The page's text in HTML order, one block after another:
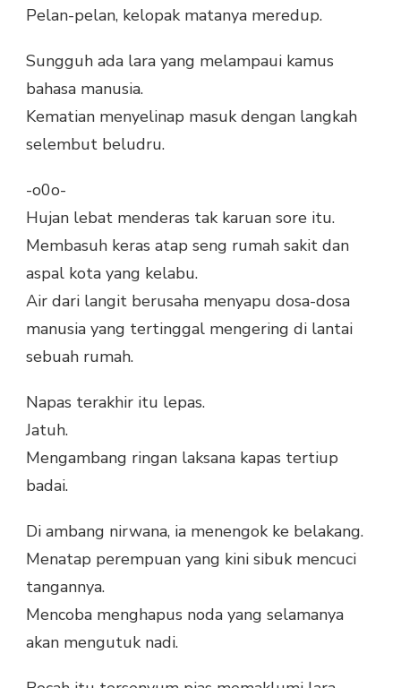
Pelan-pelan, kelopak matanya meredup.
Sungguh ada lara yang melampaui kamus
bahasa manusia.
Kematian menyelinap masuk dengan langkah
selembut beludru.
-o0o-
Hujan lebat menderas tak karuan sore itu.
Membasuh keras atap seng rumah sakit dan
aspal kota yang kelabu.
Air dari langit berusaha menyapu dosa-dosa
manusia yang tertinggal mengering di lantai
sebuah rumah.
Napas terakhir itu lepas.
Jatuh.
Mengambang ringan laksana kapas tertiup
badai.
Di ambang nirwana, ia menengok ke belakang.
Menatap perempuan yang kini sibuk mencuci
tangannya.
Mencoba menghapus noda yang selamanya
akan mengutuk nadi.